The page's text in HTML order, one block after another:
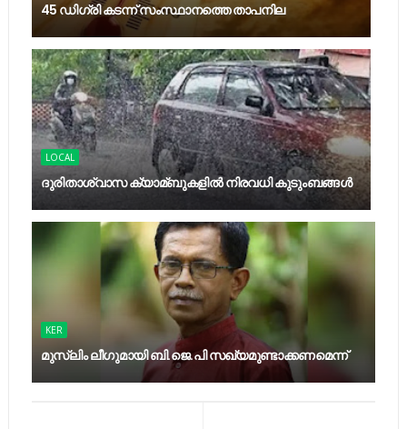
45 ഡിഗ്രി കടന്ന് സംസ്ഥാനത്തെ താപനില
LOCAL
ദുരിതാശ്വാസ ക്യാമ്ബുകളിൽ നിരവധി കുടുംബങ്ങൾ
KER
മുസ്‍ലിം ലീഗുമായി ബി.ജെ.പി സഖ്യമുണ്ടാക്കണമെന്ന്